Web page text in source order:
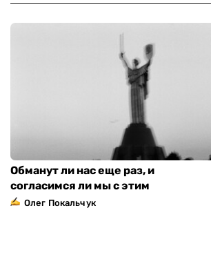
Обманут ли нас еще раз, и
согласимся ли мы с этим
Олег Покальчук